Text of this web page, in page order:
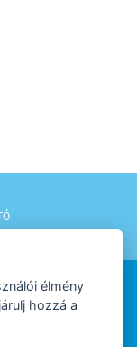
élmény
hozzá a